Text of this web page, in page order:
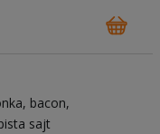
bacon
sajt